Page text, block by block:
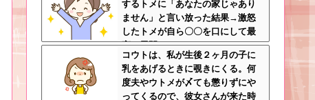
の中怖すぎる
するトメに「あなたの家じゃあり
ません」と言い放った結果→激怒
したトメが自ら〇〇を口にして最
高の展開へｗｗｗｗｗｗ
コウトは、私が生後２ヶ月の子に
乳をあげるときに覗きにくる。何
度夫やウトメが〆ても懲りずにや
ってくるので、彼女さんが来た時